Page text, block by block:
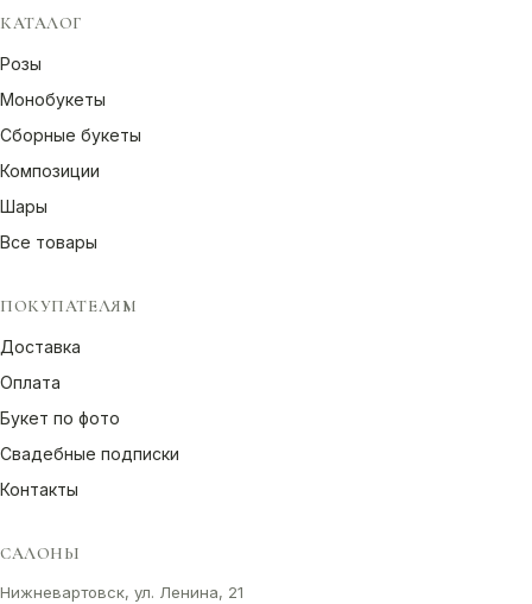
КАТАЛОГ
Розы
Монобукеты
Сборные букеты
Композиции
Шары
Все товары
ПОКУПАТЕЛЯМ
Доставка
Оплата
Букет по фото
Свадебные подписки
Контакты
САЛОНЫ
Нижневартовск, ул. Ленина, 21